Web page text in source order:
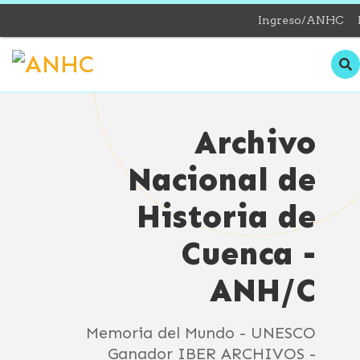
Ingreso/ANHC
Archivo
Nacional de
Historia de
Cuenca -
ANH/C
Memoria del Mundo - UNESCO
Ganador IBER ARCHIVOS -